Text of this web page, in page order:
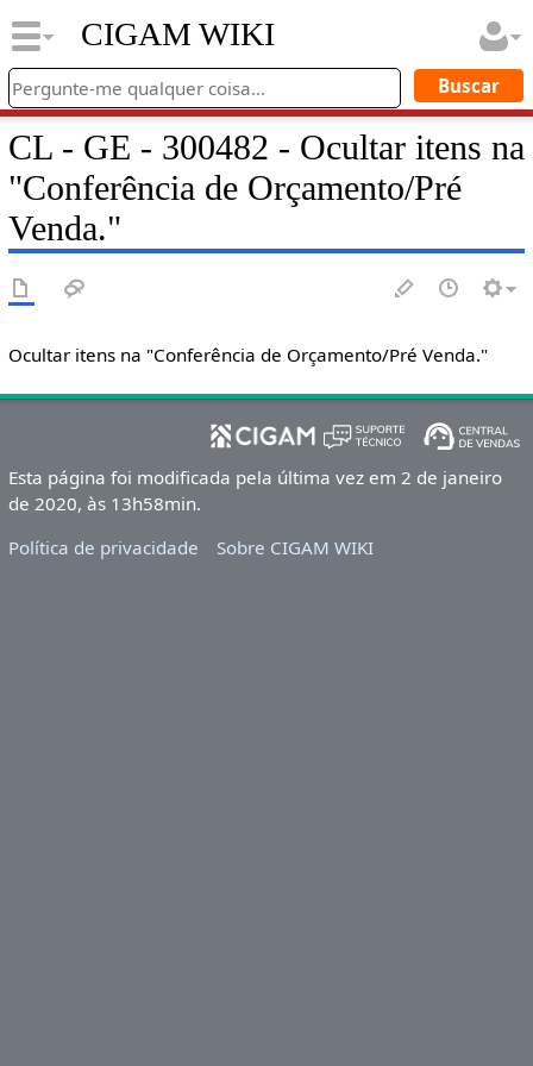
CIGAM WIKI
CL - GE - 300482 - Ocultar itens na
"Conferência de Orçamento/Pré
Venda."
Ocultar itens na "Conferência de Orçamento/Pré Venda."
Esta página foi modificada pela última vez em 2 de janeiro
de 2020, às 13h58min.
Política de privacidade
Sobre CIGAM WIKI